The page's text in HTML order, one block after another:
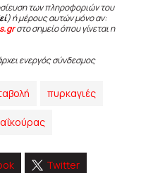
των πληροφοριών του
) ή μέρους αυτών μόνο αν:
στο σημείο όπου γίνεται η
ενεργός σύνδεσμος
πυρκαγιές
Twitter